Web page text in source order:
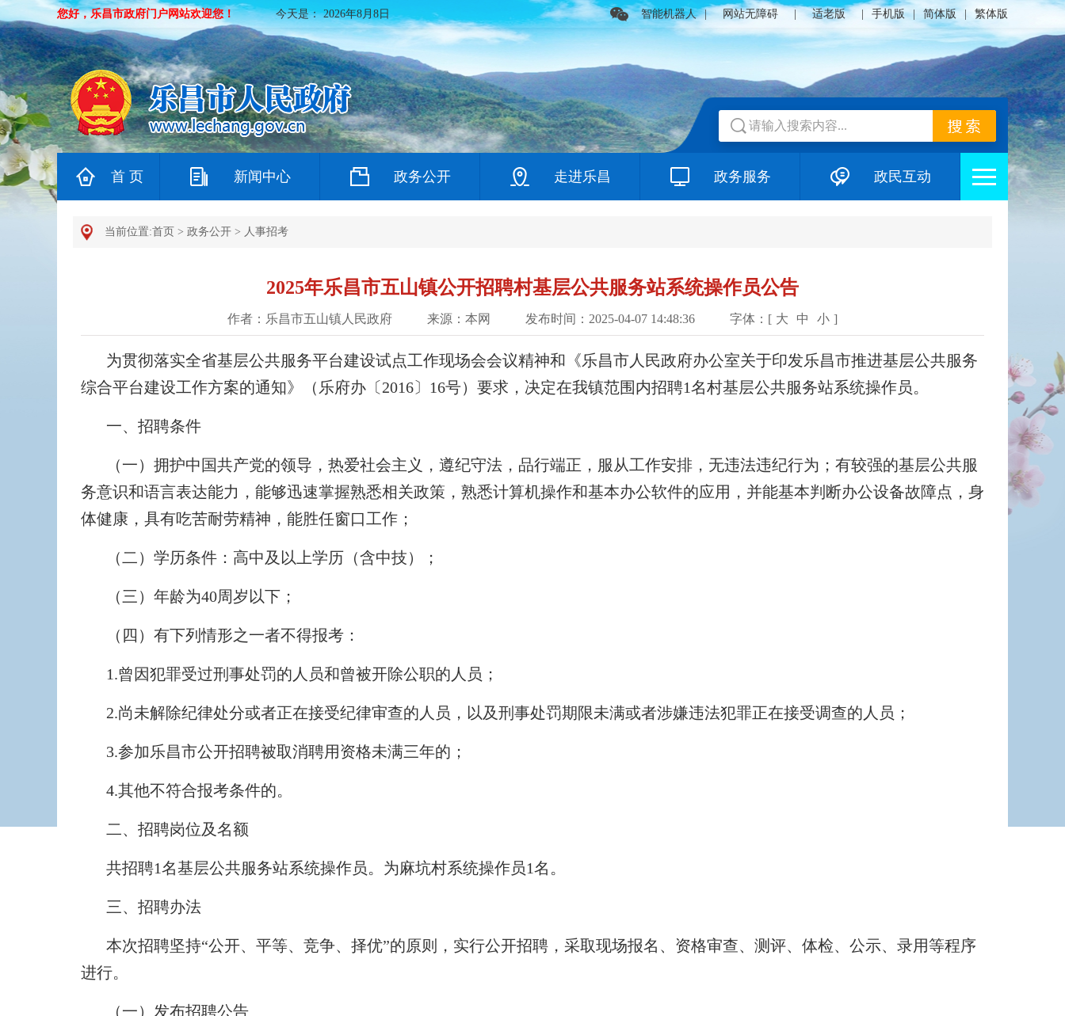
您好，乐昌市政府门户网站欢迎您！ 今天是：2026年8月8日 智能机器人 | 网站无障碍 适老版 手机版 简体版 繁体版
首 页 新闻中心 政务公开 走进乐昌 政务服务 政民互动
当前位置:首页 > 政务公开 > 人事招考
2025年乐昌市五山镇公开招聘村基层公共服务站系统操作员公告
作者：乐昌市五山镇人民政府 来源：本网 发布时间：2025-04-07 14:48:36 字体：[ 大 中 小 ]
为贯彻落实全省基层公共服务平台建设试点工作现场会会议精神和《乐昌市人民政府办公室关于印发乐昌市推进基层公共服务
综合平台建设工作方案的通知》（乐府办〔2016〕16号）要求，决定在我镇范围内招聘1名村基层公共服务站系统操作员。
一、招聘条件
（一）拥护中国共产党的领导，热爱社会主义，遵纪守法，品行端正，服从工作安排，无违法违纪行为；有较强的基层公共服
务意识和语言表达能力，能够迅速掌握熟悉相关政策，熟悉计算机操作和基本办公软件的应用，并能基本判断办公设备故障点，身
体健康，具有吃苦耐劳精神，能胜任窗口工作；
（二）学历条件：高中及以上学历（含中技）；
（三）年龄为40周岁以下；
（四）有下列情形之一者不得报考：
1.曾因犯罪受过刑事处罚的人员和曾被开除公职的人员；
2.尚未解除纪律处分或者正在接受纪律审查的人员，以及刑事处罚期限未满或者涉嫌违法犯罪正在接受调查的人员；
3.参加乐昌市公开招聘被取消聘用资格未满三年的；
4.其他不符合报考条件的。
二、招聘岗位及名额
共招聘1名基层公共服务站系统操作员。为麻坑村系统操作员1名。
三、招聘办法
本次招聘坚持“公开、平等、竞争、择优”的原则，实行公开招聘，采取现场报名、资格审查、测评、体检、公示、录用等程序
进行。
（一）发布招聘公告